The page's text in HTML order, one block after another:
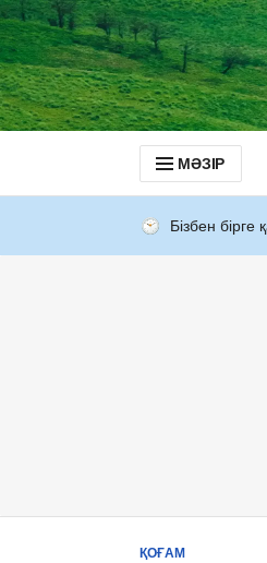
МӘЗІР
Бізбен бірге
ҚОҒАМ